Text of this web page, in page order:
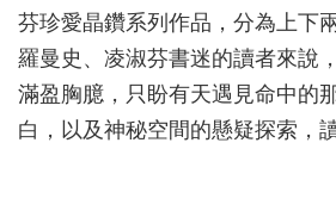
芬珍愛晶鑽系列作品，分為上下
羅曼史、凌淑芬書迷的讀者來說
滿盈胸臆，只盼有天遇見命中的
白，以及神秘空間的懸疑探索，